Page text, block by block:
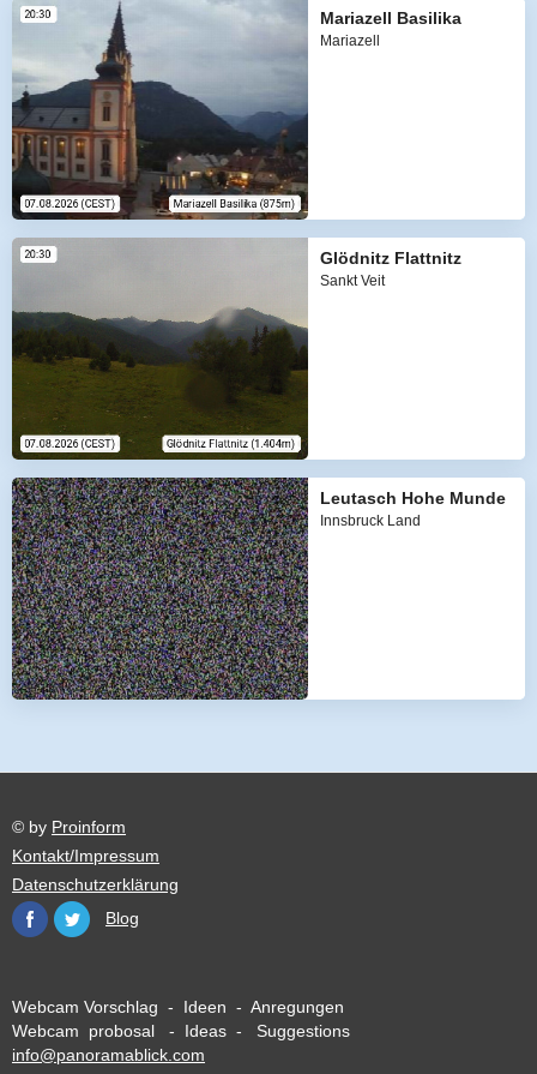
Mariazell Basilika
Mariazell
Glödnitz Flattnitz
Sankt Veit
Leutasch Hohe Munde
Innsbruck Land
© by Proinform
Kontakt/Impressum
Datenschutzerklärung
Blog
Webcam Vorschlag - Ideen - Anregungen
Webcam probosal - Ideas - Suggestions
info@panoramablick.com